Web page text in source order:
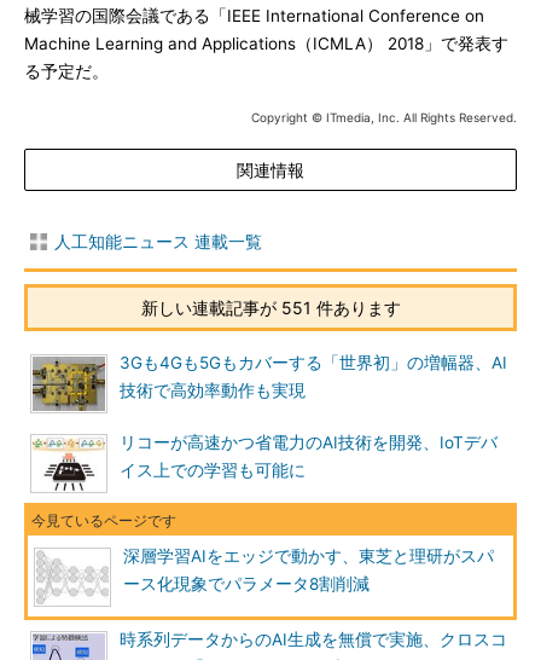
械学習の国際会議である「IEEE International Conference on
Machine Learning and Applications（ICMLA） 2018」で発表す
る予定だ。
Copyright © ITmedia, Inc. All Rights Reserved.
関連情報
人工知能ニュース 連載一覧
新しい連載記事が 551 件あります
3Gも4Gも5Gもカバーする「世界初」の増幅器、AI
技術で高効率動作も実現
リコーが高速かつ省電力のAI技術を開発、IoTデバ
イス上での学習も可能に
深層学習AIをエッジで動かす、東芝と理研がスパ
ース化現象でパラメータ8割削減
時系列データからのAI生成を無償で実施、クロスコ